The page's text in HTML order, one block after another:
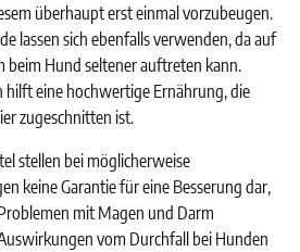
überhaupt erst einmal vorzubeugen.
lassen sich ebenfalls verwenden, da auf
beim Hund seltener auftreten kann.
hilft eine hochwertige Ernährung, die
zugeschnitten ist.
stellen bei möglicherweise
keine Garantie für eine Besserung dar,
mit Magen und Darm
vom Durchfall bei Hunden